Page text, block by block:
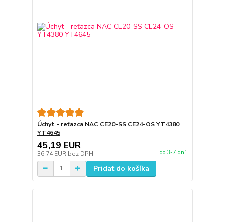
Úchyt - reťazca NAC CE20-SS CE24-OS YT4380
YT4645
45,19 EUR
36,74 EUR bez DPH do 3-7 dní
Pridať do košíka